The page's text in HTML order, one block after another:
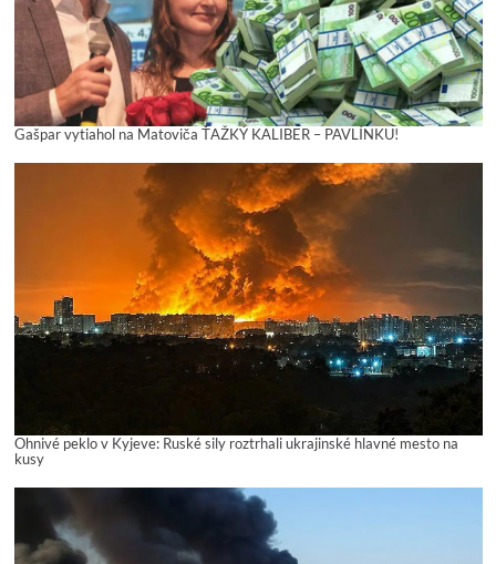
Gašpar vytiahol na Matoviča ŤAŽKÝ KALIBER – PAVLÍNKU!
Ohnivé peklo v Kyjeve: Ruské sily roztrhali ukrajinské hlavné mesto na
kusy